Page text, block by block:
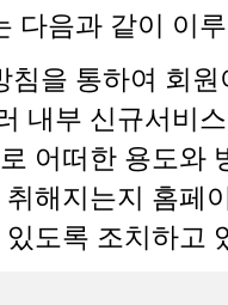
다음과 같이 이
침을 통하여 회
내부 신규서비
어떠한 용도와
해지는지 홈페
도록 조치하고